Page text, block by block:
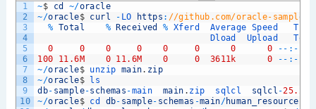
1
2
3
4
5
6
7
8
9
10
~$ cd ~/oracle
~/oracle$ curl - LO https : //github.com/oracle-
% Total % Received % Xferd Average Speed
Dload Upload
0
0 0 0 0 0 0 0 -- : --
100
11.6M 0 11.6M 0 0 3611k 0 -- : --
~/oracle$ unzip main. zip
~/oracle$ ls
db- sample-schemas -main main . zip sqlcl sqlcl -
~/oracle$ cd db- sample- schemas -main/human_resources